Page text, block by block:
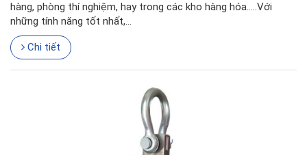
hàng, phòng thí nghiệm, hay trong các kho hàng hóa.....Với
những tính năng tốt nhất,...
Chi tiết